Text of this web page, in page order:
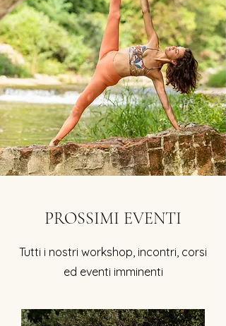
PROSSIMI EVENTI
Tutti i nostri workshop, incontri, corsi
ed eventi imminenti